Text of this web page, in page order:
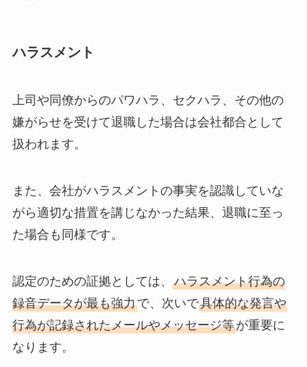
ハラスメント
上司や同僚からのパワハラ、セクハラ、その他の
嫌がらせを受けて退職した場合は会社都合として
扱われます。
また、会社がハラスメントの事実を認識していな
がら適切な措置を講じなかった結果、退職に至っ
た場合も同様です。
認定のための証拠としては、 ハラスメント行為の
録音データが最も強力で、次いで具体的な発言や
行為が記録されたメールやメッセージ等が重要に
なります。